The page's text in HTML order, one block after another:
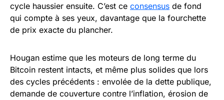
cycle haussier ensuite. C’est ce consensus de fond
qui compte à ses yeux, davantage que la fourchette
de prix exacte du plancher.
Hougan estime que les moteurs de long terme du
Bitcoin restent intacts, et même plus solides que lors
des cycles précédents : envolée de la dette publique,
demande de couverture contre l’inflation, érosion de